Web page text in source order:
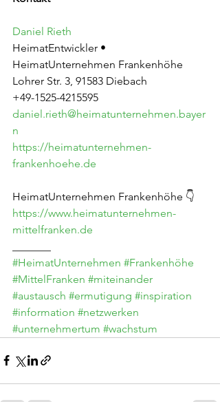
Daniel Rieth
HeimatEntwickler •
HeimatUnternehmen Frankenhöhe
Lohrer Str. 3, 91583 Diebach
+49-1525-4215595
daniel.rieth@heimatunternehmen.bayer
n
https://heimatunternehmen-
frankenhoehe.de
HeimatUnternehmen Frankenhöhe 👇
https://www.heimatunternehmen-
mittelfranken.de
#HeimatUnternehmen #Frankenhöhe
#MittelFranken #miteinander
#austausch #ermutigung #inspiration
#information #netzwerken
#unternehmertum #wachstum